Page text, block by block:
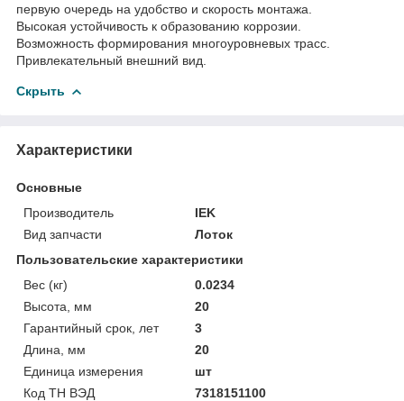
первую очередь на удобство и скорость монтажа.
Высокая устойчивость к образованию коррозии.
Возможность формирования многоуровневых трасс.
Привлекательный внешний вид.
Скрыть
Характеристики
Основные
Производитель
IEK
Вид запчасти
Лоток
Пользовательские характеристики
Вес (кг)
0.0234
Высота, мм
20
Гарантийный срок, лет
3
Длина, мм
20
Единица измерения
шт
Код ТН ВЭД
7318151100